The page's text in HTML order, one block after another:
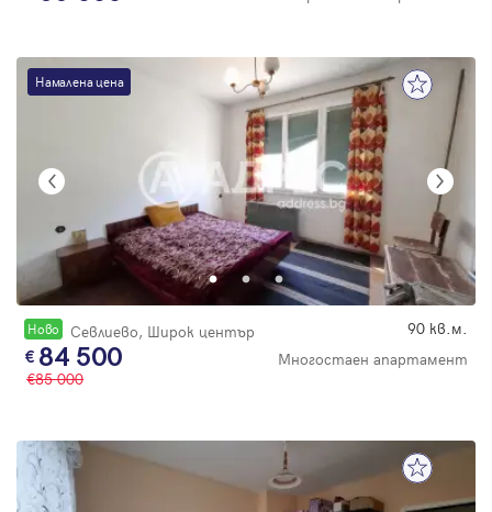
Намалена цена
Новo Севлиево, Широк център 90 кв.м.
84 500
Многостаен апартамент
85 000